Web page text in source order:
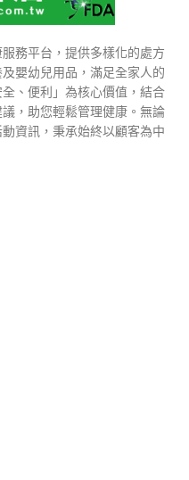
務平台，提供多樣化的處方
嬰幼兒用品，滿足全家人的
、便利」為核心價值，結合
，助您輕鬆管理健康。無論
資訊，秉承始終以顧客為中